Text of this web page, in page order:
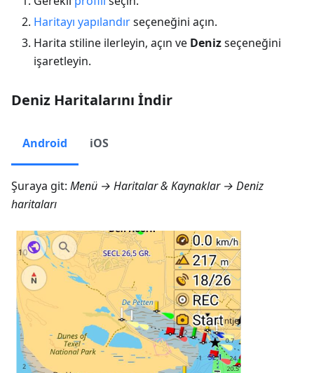
Haritayı yapılandırseçeneğini açın.
Harita stiline ilerleyin, açın ve Denizseçeneğini
işaretleyin.
Deniz Haritalarını İndir
Android iOS
Şuraya git: Menü → Haritalar & Kaynaklar → Deniz
haritaları